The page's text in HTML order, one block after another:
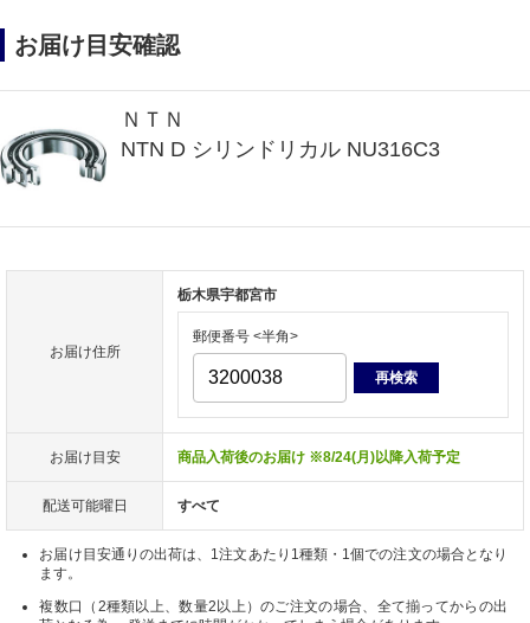
お届け目安確認
ＮＴＮ
NTN D シリンドリカル NU316C3
お届け住所
栃木県宇都宮市
郵便番号 <半角>
再検索
お届け目安 商品入荷後のお届け ※8/24(月)以降入荷予定
配送可能曜日 すべて
お届け目安通りの出荷は、1注文あたり1種類・1個での注文の場合となり
ます。
複数口（2種類以上、数量2以上）のご注文の場合、全て揃ってからの出